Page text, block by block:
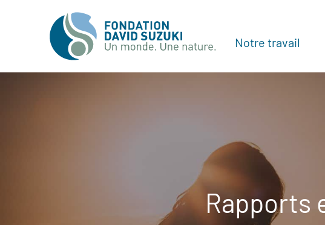
Notre travail
Rapports